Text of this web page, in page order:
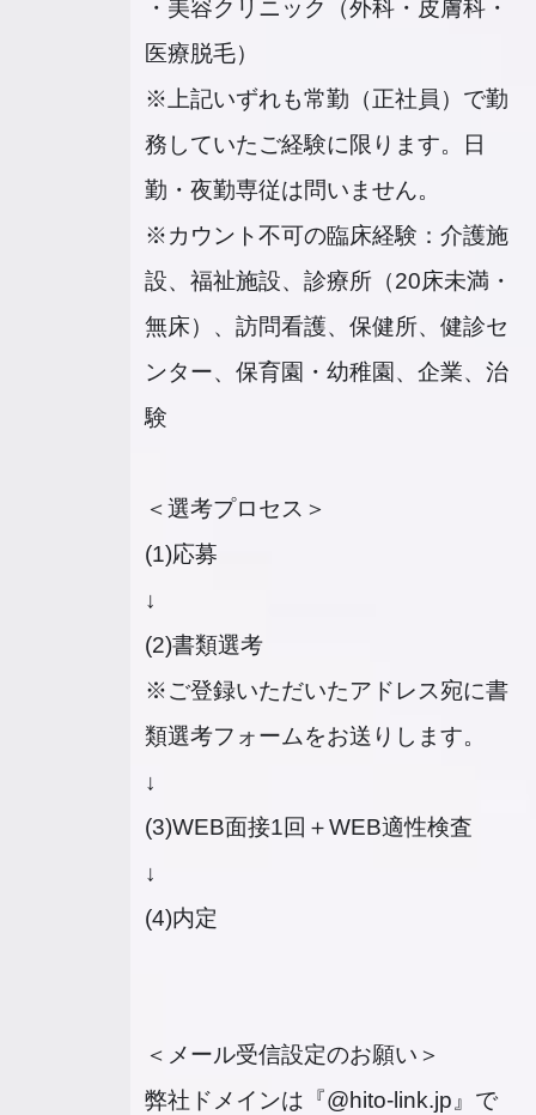
・美容クリニック（外科・皮膚科・
医療脱毛）
※上記いずれも常勤（正社員）で勤
務していたご経験に限ります。日
勤・夜勤専従は問いません。
※カウント不可の臨床経験：介護施
設、福祉施設、診療所（20床未満・
無床）、訪問看護、保健所、健診セ
ンター、保育園・幼稚園、企業、治
験
＜選考プロセス＞
(1)応募
↓
(2)書類選考
※ご登録いただいたアドレス宛に書
類選考フォームをお送りします。
↓
(3)WEB面接1回＋WEB適性検査
↓
(4)内定
＜メール受信設定のお願い＞
弊社ドメインは『@hito-link.jp』で